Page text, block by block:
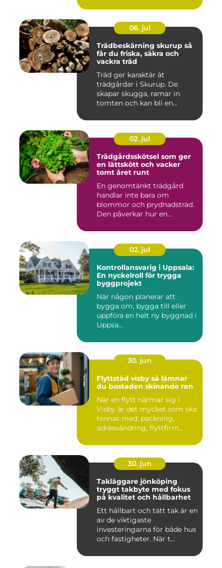
06. jul
Trädbeskärning skurup så
får du friska, säkra och
vackra träd
Träd ger karaktär åt
trädgårdar i Skurup. De
skapar skugga, ramar in
tomten och kan bli en
02. jul
Trädgårdsskötsel som ger
en lättskött och vacker
tomt året runt
En genomtänkt trädgård
handlar inte bara om
blommor och prydnadsträd.
Den påverkar hur en
02. jul
Kontrollansvarig i Uppsala:
En nyckelroll för trygga
byggprojekt
När någon planerar att
bygga om, bygga till eller
uppföra en helt ny byggnad i
Uppsa...
30. jun
Flyttstäd visby så lämnar
du bostaden skinande ren
När en flytt närmar sig i
Visby är det mycket som ska
hinnas med: packning,
adressändring, flyttfirm...
30. jun
Takläggare jönköping
tryggt takbyte med fokus
på kvalitet och hållbarhet
Ett hållbart och tätt tak är en
av de viktigaste
investeringarna för både hus
och fastigheter. När t...